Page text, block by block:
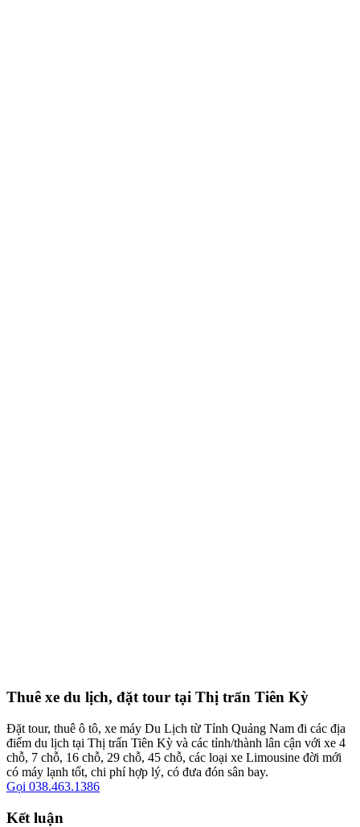
Thuê xe du lịch, đặt tour tại Thị trấn Tiên Kỳ
Đặt tour, thuê ô tô, xe máy Du Lịch từ Tỉnh Quảng Nam đi các địa
điểm du lịch tại Thị trấn Tiên Kỳ và các tỉnh/thành lân cận với xe 4
chỗ, 7 chỗ, 16 chỗ, 29 chỗ, 45 chỗ, các loại xe Limousine đời mới
có máy lạnh tốt, chi phí hợp lý, có đưa đón sân bay.
Gọi 038.463.1386
Kết luận